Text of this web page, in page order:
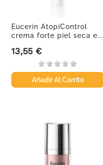
Eucerin AtopiControl
crema forte piel seca e...
Precio
13,55 €
Añadir Al Carrito